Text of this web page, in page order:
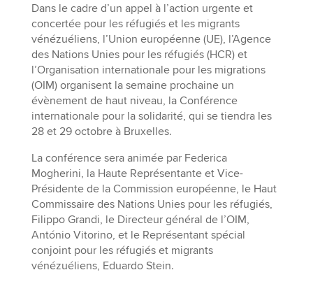
Dans le cadre d’un appel à l’action urgente et
concertée pour les réfugiés et les migrants
vénézuéliens, l’Union européenne (UE), l’Agence
des Nations Unies pour les réfugiés (HCR) et
l’Organisation internationale pour les migrations
(OIM) organisent la semaine prochaine un
évènement de haut niveau, la Conférence
internationale pour la solidarité, qui se tiendra les
28 et 29 octobre à Bruxelles.
La conférence sera animée par Federica
Mogherini, la Haute Représentante et Vice-
Présidente de la Commission européenne, le Haut
Commissaire des Nations Unies pour les réfugiés,
Filippo Grandi, le Directeur général de l’OIM,
António Vitorino, et le Représentant spécial
conjoint pour les réfugiés et migrants
vénézuéliens, Eduardo Stein.